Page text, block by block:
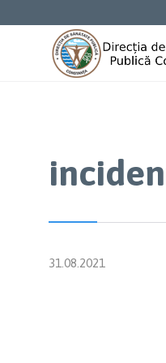
31.08.2021